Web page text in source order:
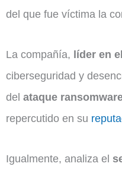
del que fue víctima la
La compañía, líder en
ciberseguridad y
del ataque
repercutido en su
Igualmente, analiza el